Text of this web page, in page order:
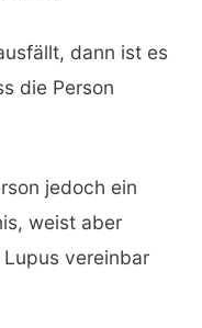
dann ist es
die Person
jedoch ein
weist aber
vereinbar